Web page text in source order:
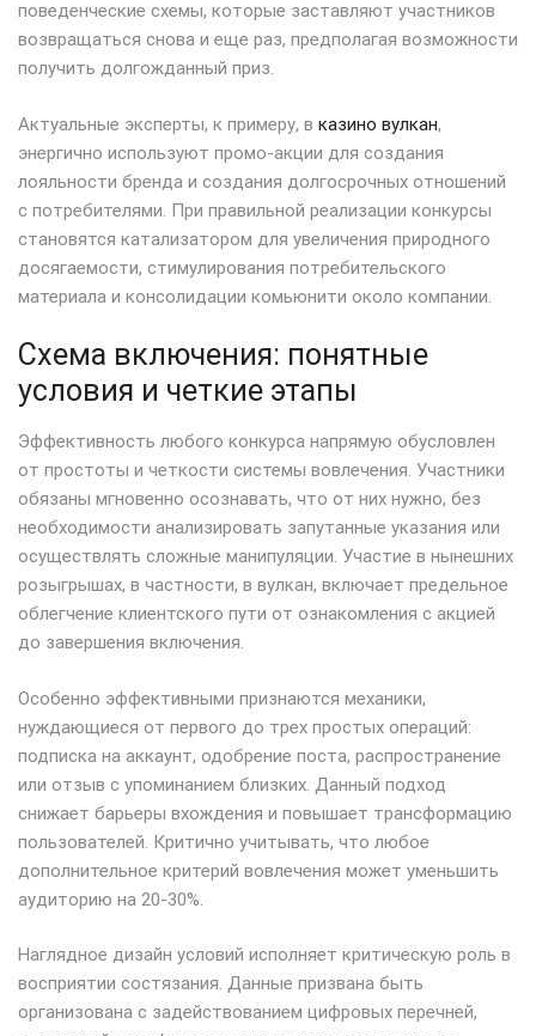
поведенческие схемы, которые заставляют участников
возвращаться снова и еще раз, предполагая возможности
получить долгожданный приз.
Актуальные эксперты, к примеру, в казино вулкан,
энергично используют промо-акции для создания
лояльности бренда и создания долгосрочных отношений
с потребителями. При правильной реализации конкурсы
становятся катализатором для увеличения природного
досягаемости, стимулирования потребительского
материала и консолидации комьюнити около компании.
Схема включения: понятные
условия и четкие этапы
Эффективность любого конкурса напрямую обусловлен
от простоты и четкости системы вовлечения. Участники
обязаны мгновенно осознавать, что от них нужно, без
необходимости анализировать запутанные указания или
осуществлять сложные манипуляции. Участие в нынешних
розыгрышах, в частности, в вулкан, включает предельное
облегчение клиентского пути от ознакомления с акцией
до завершения включения.
Особенно эффективными признаются механики,
нуждающиеся от первого до трех простых операций:
подписка на аккаунт, одобрение поста, распространение
или отзыв с упоминанием близких. Данный подход
снижает барьеры вхождения и повышает трансформацию
пользователей. Критично учитывать, что любое
дополнительное критерий вовлечения может уменьшить
аудиторию на 20-30%.
Наглядное дизайн условий исполняет критическую роль в
восприятии состязания. Данные призвана быть
организована с задействованием цифровых перечней,